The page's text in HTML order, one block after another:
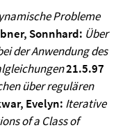
Probleme
Sonnhard: Über
der Anwendung des
21.5.97
über regulären
Evelyn: Iterative
of a Class of